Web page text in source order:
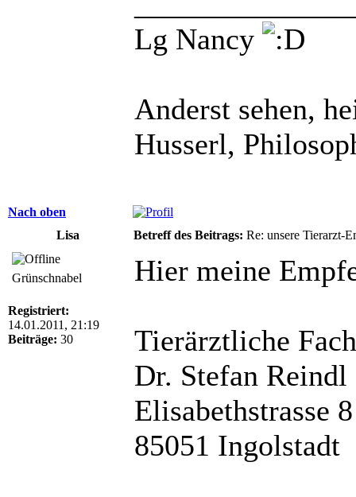
Lg Nancy
Anderst sehen,
Husserl,
Nach oben
Lisa
Betreff des Beitrags: Re: unsere Tierarzt-
Grünschnabel
Registriert:
14.01.2011, 21:19
Beiträge: 30
Hier meine
Tierärztliche
Dr. Stefan Reindl
Elisabethstrasse 8
85051 Ingolstadt